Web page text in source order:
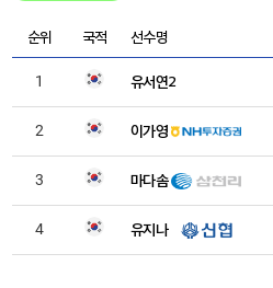
순위 국적 선수명
1 유서연2
2 이가영
3 마다솜
4 유지나